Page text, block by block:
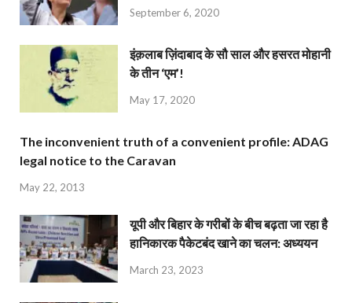
September 6, 2020
इंक़लाब ज़िंदाबाद के सौ साल और हसरत मोहानी
के तीन ‘एम’!
May 17, 2020
The inconvenient truth of a convenient profile: ADAG
legal notice to the Caravan
May 22, 2013
यूपी और बिहार के गरीबों के बीच बढ़ता जा रहा है
हानिकारक पैकेटबंद खाने का चलन: अध्ययन
March 23, 2023